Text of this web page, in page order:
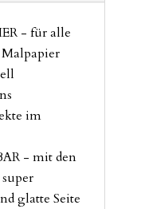
- für alle
im
- mit den
glatte Seite